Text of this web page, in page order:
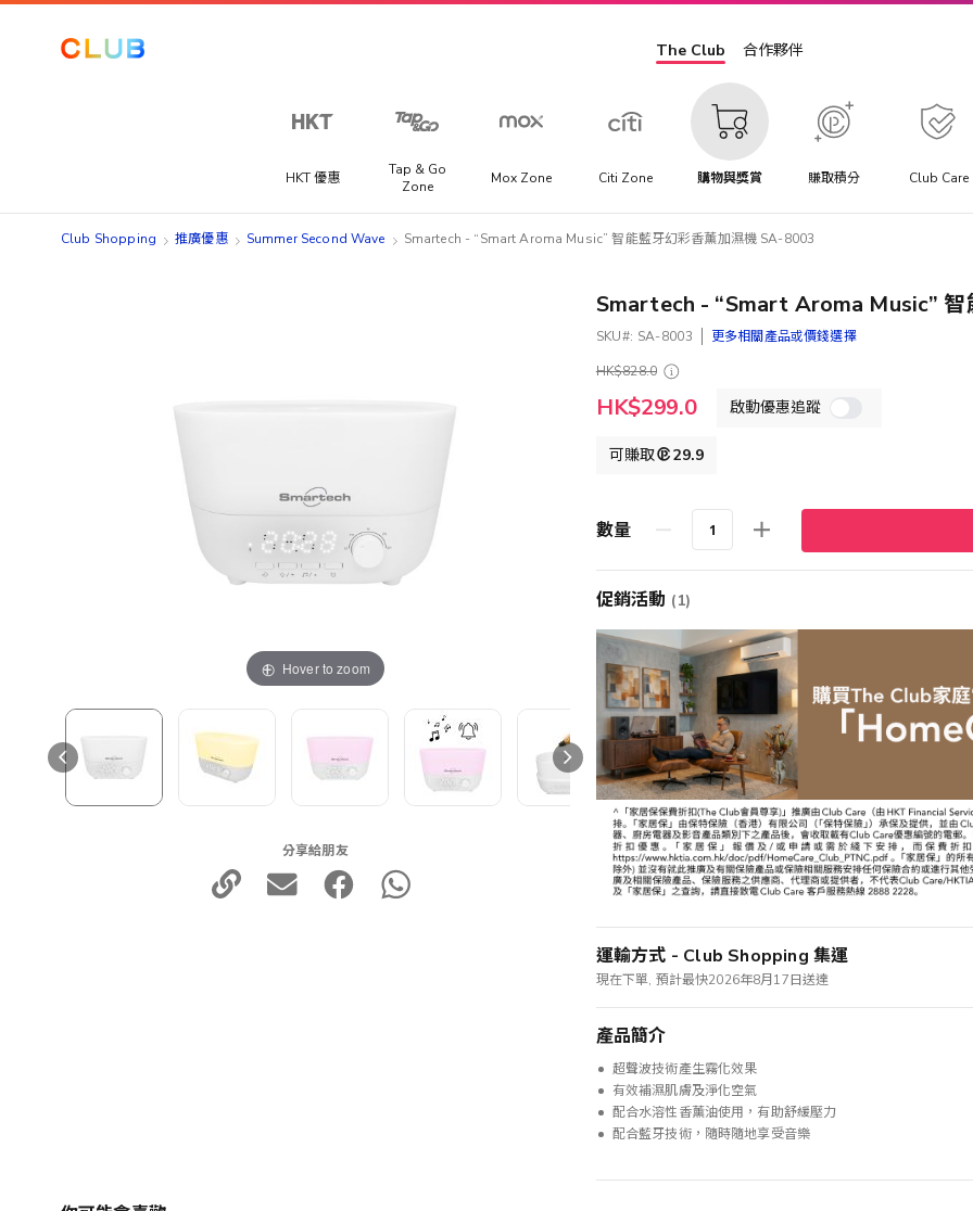
The Club 合作夥伴
HKT 優惠
Tap & Go
Zone
Mox Zone Citi Zone 購物與獎賞 賺取積分 Club Care
Club Shopping 推廣優惠 Summer Second Wave Smartech - “Smart Aroma Music” 智能藍牙幻彩香薰加濕機 SA-8003
Hover to zoom
分享給朋友
Smartech - “Smart Aroma Music”
SKU SA-8003
更多相關產品或價錢選擇
HK$828.0
特
殊
HK$299.0 啟動優惠追蹤
可賺取 29.9
數量
促銷活動 (1)
運輸方式 - Club Shopping 集運
現在下單, 預計最快2026年8月17日送達
產品簡介
超聲波技術產生霧化效果
有效補濕肌膚及淨化空氣
配合水溶性香薰油使用，有助舒緩壓力
配合藍牙技術，隨時隨地享受音樂